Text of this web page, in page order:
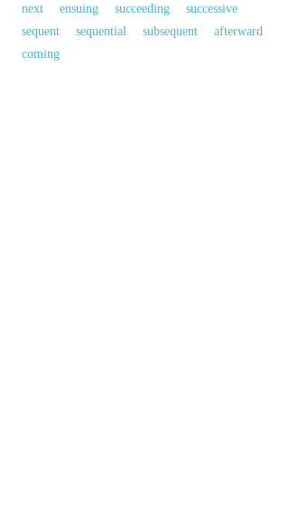
next
ensuing succeeding
successive
sequent
sequential subsequent
afterward
coming